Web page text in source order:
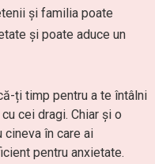
și familia poate
și poate aduce un
ți timp pentru a te întâlni
cei dragi. Chiar și o
în care ai
pentru anxietate.